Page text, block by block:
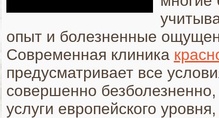
опыт и болезненные
Современная клиника
предусматривает все
совершенно
услуги европейского